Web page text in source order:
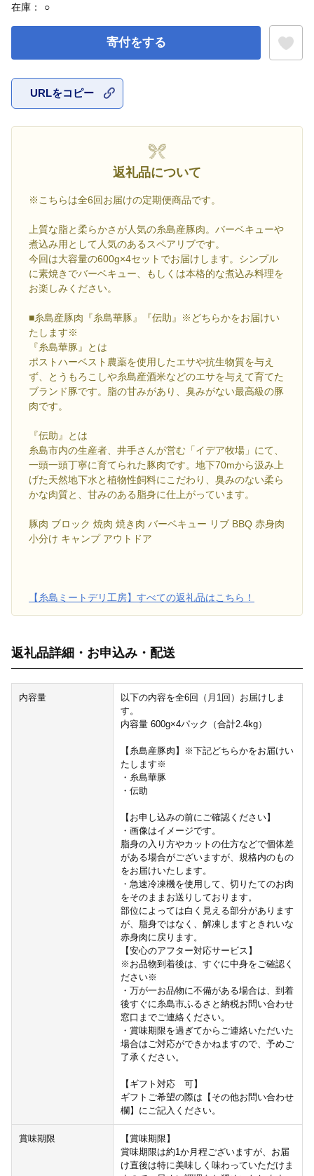
在庫： ○
寄付をする
URLをコピー
返礼品について
※こちらは全6回お届けの定期便商品です。
上質な脂と柔らかさが人気の糸島産豚肉。バーベキューや
煮込み用として人気のあるスペアリブです。
今回は大容量の600g×4セットでお届けします。シンプル
に素焼きでバーベキュー、もしくは本格的な煮込み料理を
お楽しみください。
■糸島産豚肉『糸島華豚』『伝助』※どちらかをお届けい
たします※
『糸島華豚』とは
ポストハーベスト農薬を使用したエサや抗生物質を与え
ず、とうもろこしや糸島産酒米などのエサを与えて育てた
ブランド豚です。脂の甘みがあり、臭みがない最高級の豚
肉です。
『伝助』とは
糸島市内の生産者、井手さんが営む「イデア牧場」にて、
一頭一頭丁寧に育てられた豚肉です。地下70mから汲み上
げた天然地下水と植物性飼料にこだわり、臭みのない柔ら
かな肉質と、甘みのある脂身に仕上がっています。
豚肉 ブロック 焼肉 焼き肉 バーベキュー リブ BBQ 赤身肉
小分け キャンプ アウトドア
【糸島ミートデリ工房】すべての返礼品はこちら！
返礼品詳細・お申込み・配送
内容量
以下の内容を全6回（月1回）お届けしま
す。
内容量 600g×4パック（合計2.4kg）
【糸島産豚肉】※下記どちらかをお届けい
たします※
・糸島華豚
・伝助
【お申し込みの前にご確認ください】
・画像はイメージです。
脂身の入り方やカットの仕方などで個体差
がある場合がございますが、規格内のもの
をお届けいたします。
・急速冷凍機を使用して、切りたてのお肉
をそのままお送りしております。
部位によっては白く見える部分があります
が、脂身ではなく、解凍しますときれいな
赤身肉に戻ります。
【安心のアフター対応サービス】
※お品物到着後は、すぐに中身をご確認く
ださい※
・万が一お品物に不備がある場合は、到着
後すぐに糸島市ふるさと納税お問い合わせ
窓口までご連絡ください。
・賞味期限を過ぎてからご連絡いただいた
場合はご対応ができかねますので、予めご
了承ください。
【ギフト対応 可】
ギフトご希望の際は【その他お問い合わせ
欄】にご記入ください。
賞味期限
【賞味期限】
賞味期限は約1か月程ございますが、お届
け直後は特に美味しく味わっていただけま